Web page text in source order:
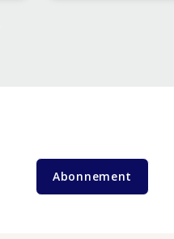
Abonnement